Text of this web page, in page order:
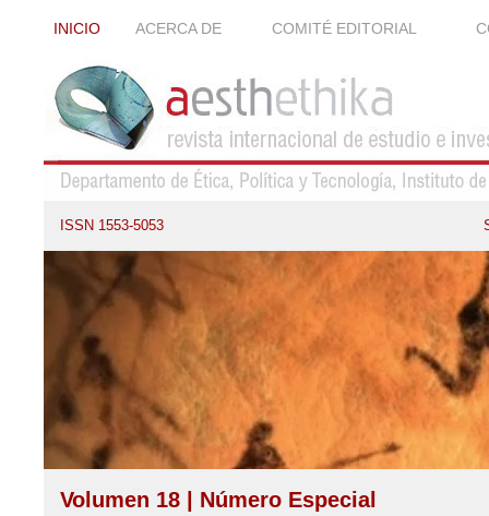
INICIO ACERCA DE COMITÉ EDITORIAL
ISSN 1553-5053
Volumen 18 | Número Especial